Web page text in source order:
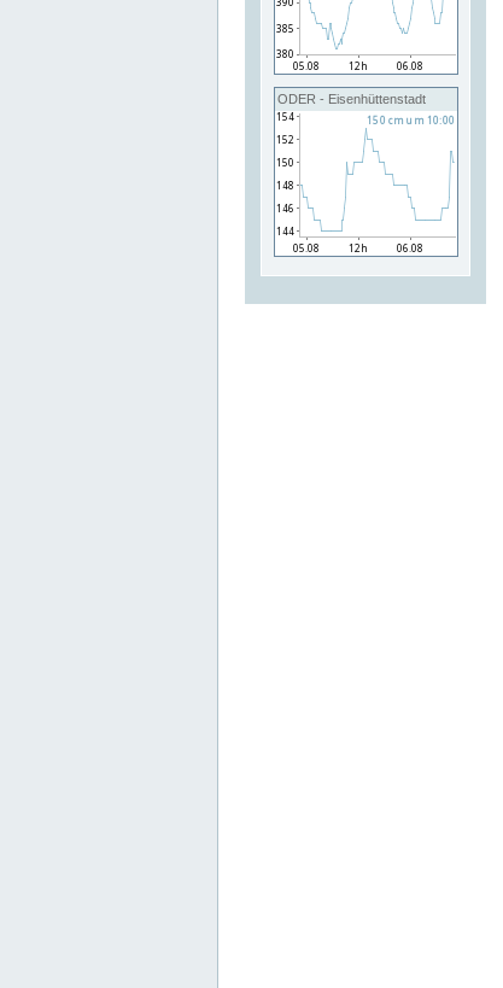
ODER - Eisenhüttenstadt